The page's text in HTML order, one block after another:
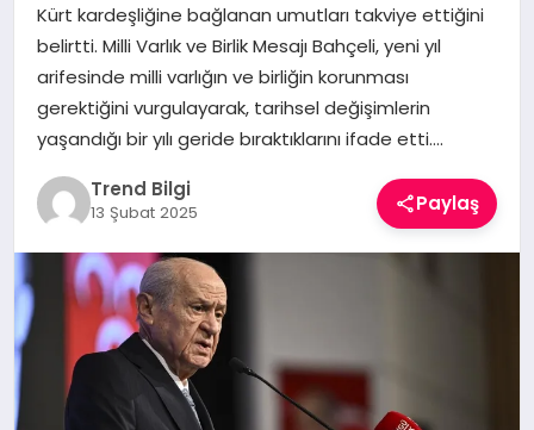
SPOR
TEKNOLOJI
YAŞAM
Kürt kardeşliğine bağlanan umutları takviye ettiğini
belirtti. Milli Varlık ve Birlik Mesajı Bahçeli, yeni yıl
arifesinde milli varlığın ve birliğin korunması
gerektiğini vurgulayarak, tarihsel değişimlerin
yaşandığı bir yılı geride bıraktıklarını ifade etti….
Trend Bilgi
13 Şubat 2025 Paylaş